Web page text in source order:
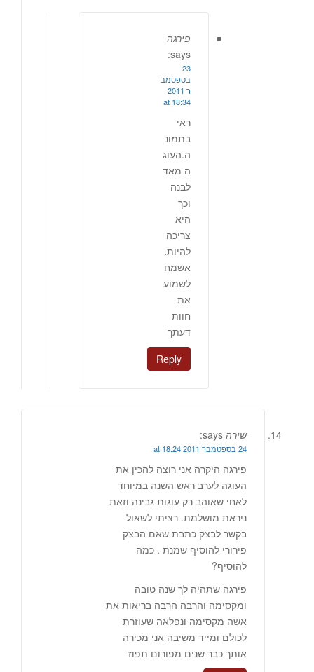
פירגה
says:
23
בספטמב
ר 2011
at 18:34
ראי
בתמונ
ה.העוג
ה מאד
לבנה
וכך
היא
צריכה
להיות.
אשמח
לשמוע
את
חוות
דעתך
Reply
שירה says:
24 בספטמבר 2011 at 18:24
פירגה היקרה אני רוצה להכין את
העוגה לערב ראש השנה במיוחד
לאחי שאוהב רק עוגות גבינה וזאת
ניראת מושלמת. רציתי לשאול
בקשר לבצק כתבת שאם הבצק
פירורי להוסיף שמנת . כמה
להוסיף?
פירגה שתהיה לך שנה טובה
ומקסימה והרבה הרבה בריאות את
אשה מקסימה ונפלאה שעוזרת
לכולם ומייד משיבה אני מכירה
אותך כבר שנים מפורום תפוז